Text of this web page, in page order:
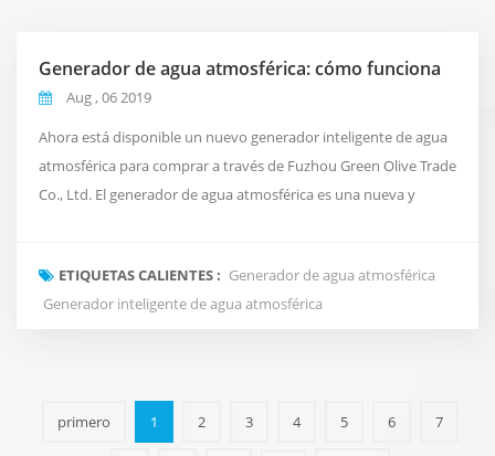
Generador de agua atmosférica: cómo funciona
Aug , 06 2019
Ahora está disponible un nuevo generador inteligente de agua
atmosférica para comprar a través de Fuzhou Green Olive Trade
Co., Ltd. El generador de agua atmosférica es una nueva y
de usar tuberías convencionales o enviar agua embotellada
costosa. Toma el aire a nuestr...
ETIQUETAS CALIENTES : Generador de agua atmosférica
Generador inteligente de agua atmosférica
primero 1 2 3 4 5 6 7